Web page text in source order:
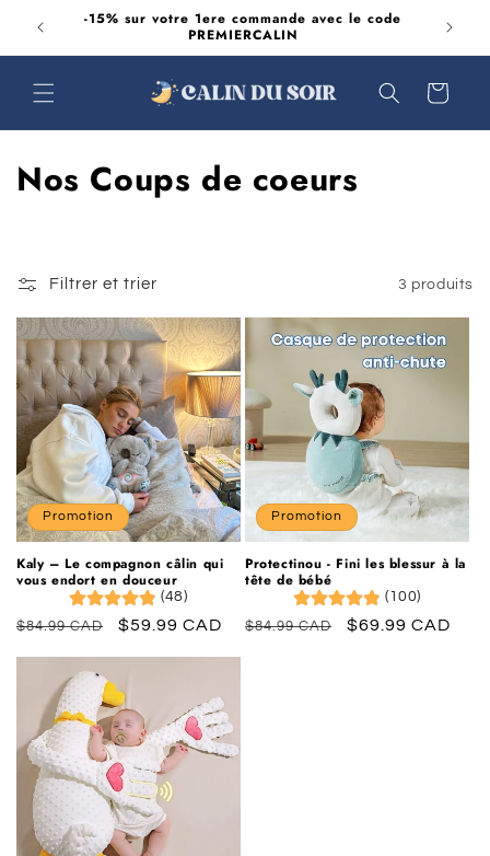
passer
délais
-15% sur votre 1ere commande avec le code
PREMIERCALIN
Panier
C
l
e
c
t
i
o
n
Nos Coups de coeurs
Filtrer et trier 3 produits
Promotion
Kaly – Le compagnon câlin qui
vous endort en douceur
(48)
Prix
$84.99 CAD
Prix
$59.99 CAD
Promotion
Protectinou - Fini les blessur à la
tête de bébé
(100)
Prix
$84.99 CAD
Prix
$69.99 CAD